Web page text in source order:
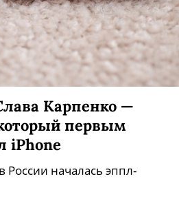
Карпенко —
первым
iPhone
России началась эппл-